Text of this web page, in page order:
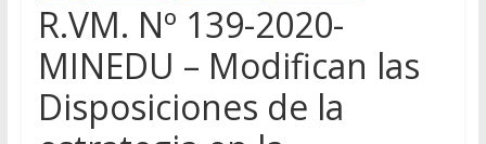
R.VM. Nº 139-2020-
MINEDU – Modifican las
Disposiciones de la